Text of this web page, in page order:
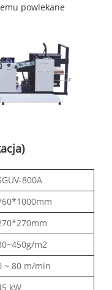
powlekane
800A
m2
~ 80 m/min
kW